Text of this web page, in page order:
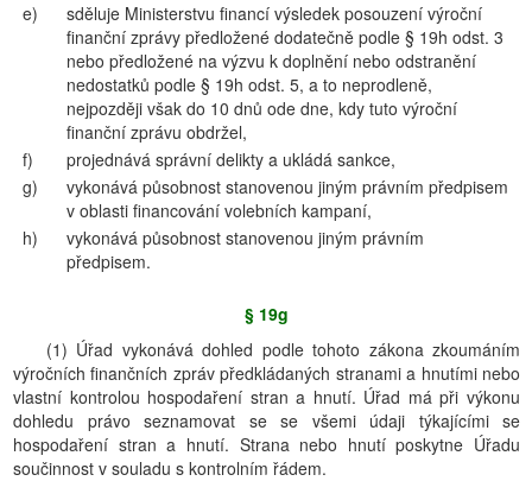
e)
sděluje Ministerstvu financí výsledek posouzení výroční
finanční zprávy předložené dodatečně podle § 19h odst. 3
nebo předložené na výzvu k doplnění nebo odstranění
nedostatků podle § 19h odst. 5, a to neprodleně,
nejpozději však do 10 dnů ode dne, kdy tuto výroční
finanční zprávu obdržel,
f)
projednává správní delikty a ukládá sankce,
g)
vykonává působnost stanovenou jiným právním předpisem
v oblasti financování volebních kampaní,
h)
vykonává působnost stanovenou jiným právním
předpisem.
§ 19g
(1) Úřad vykonává dohled podle tohoto zákona zkoumáním
výročních finančních zpráv předkládaných stranami a hnutími nebo
vlastní kontrolou hospodaření stran a hnutí. Úřad má při výkonu
dohledu právo seznamovat se se všemi údaji týkajícími se
hospodaření stran a hnutí. Strana nebo hnutí poskytne Úřadu
součinnost v souladu s kontrolním řádem.